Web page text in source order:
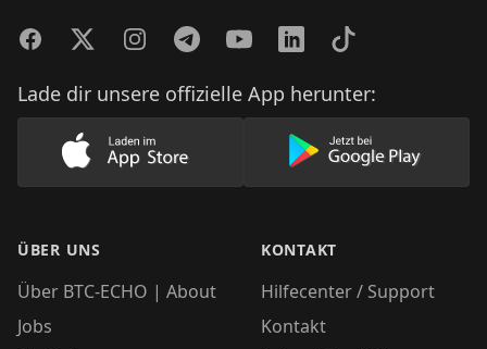
FacebookTwitterInstagramTelegramYouTubeLinkedInTikTok
Lade dir unsere offizielle App herunter:
Lade unsere App im AppStore herunter
Lade unsere
ÜBER UNS
Über BTC-ECHO | About
Jobs
KONTAKT
Hilfecenter / Support
Kontakt